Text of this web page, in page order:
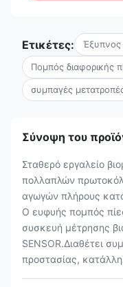
Ετικέτες: Έξυπνος
Πομπός διαφορικής
συμπαγές
Σύνοψη του
Σταθερό εργαλείο
πολλαπλών
αγωγών πλήρους
Ο ευφυής πομπός
συσκευή μέτρησης
SENSOR.Διαθέτει
προστασίας,